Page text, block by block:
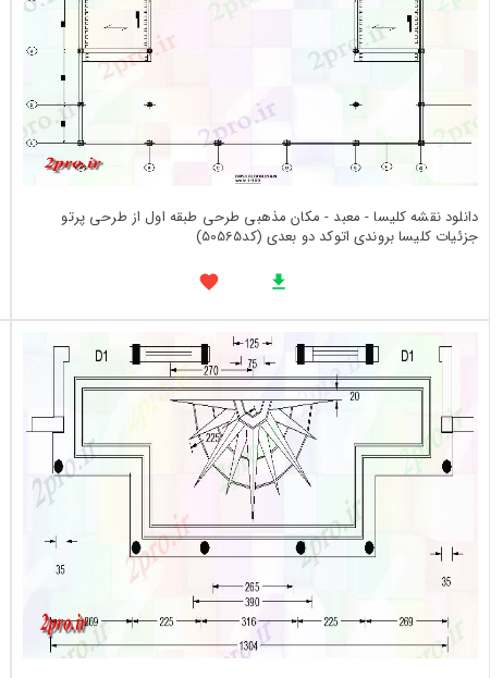
دانلود نقشه کلیسا - معبد - مکان مذهبی طرحی طبقه اول از طرحی پرتو
جزئیات کلیسا بروندی اتوکد دو بعدی (کد50565)